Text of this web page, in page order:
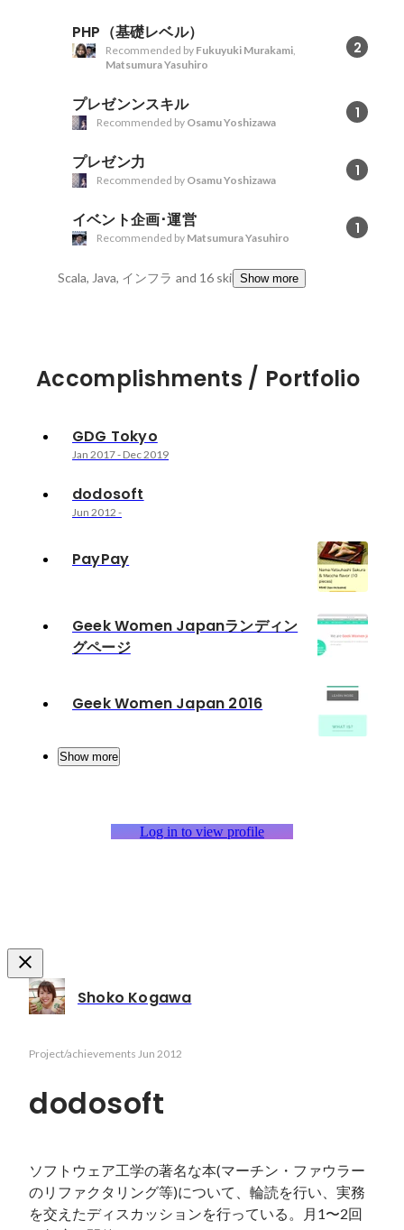
PHP（基礎レベル）
2
Recommended by Fukuyuki Murakami,
Matsumura Yasuhiro
プレゼンンスキル 1
Recommended by Osamu Yoshizawa
プレゼン力 1
Recommended by Osamu Yoshizawa
イベント企画･運営 1
Recommended by Matsumura Yasuhiro
Scala, Java, インフラ and 16 skillsShow more
Accomplishments / Portfolio
GDG Tokyo
Jan 2017- Dec 2019
dodosoft
Jun 2012 -
PayPay
Geek Women Japanランディン
グページ
Geek Women Japan 2016
Show more
Log in to view profile
Shoko Kogawa
Project/achievements Jun 2012
dodosoft
ソフトウェア工学の著名な本(マーチン・ファウラー
のリファクタリング等)について、輪読を行い、実務
を交えたディスカッションを行っている。月1〜2回